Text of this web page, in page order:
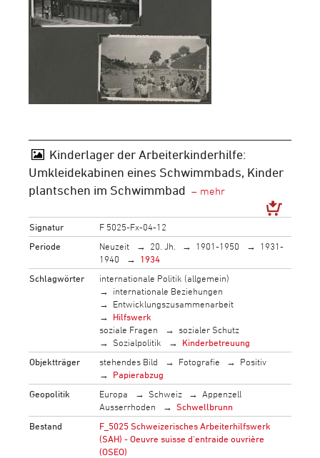
Kinderlager der Arbeiterkinderhilfe:
Umkleidekabinen eines Schwimmbads, Kinder
plantschen im Schwimmbad
Signatur
F 5025-Fx-04-12
Periode
Neuzeit 20. Jh. 1901-1950
1931-
1940
1934
Schlagwörter
internationale Politik (allgemein)
internationale Beziehungen
Entwicklungszusammenarbeit
Hilfswerk
soziale Fragen
sozialer Schutz
Sozialpolitik
Kinderbetreuung
Objektträger
stehendes Bild Fotografie
Positiv
Papierabzug
Geopolitik
Europa Schweiz
Appenzell
Ausserrhoden
Schwellbrunn
Bestand
F_5025 Schweizerisches Arbeiterhilfswerk
(SAH) - Oeuvre suisse d'entraide ouvrière
(OSEO)